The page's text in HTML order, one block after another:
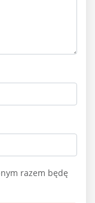
razem będę